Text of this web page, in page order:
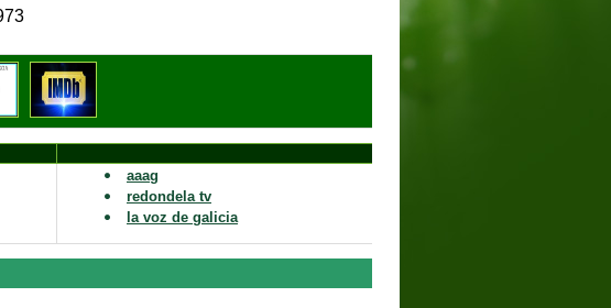
de Outubro de 1973
aaag
redondela tv
la voz de galicia